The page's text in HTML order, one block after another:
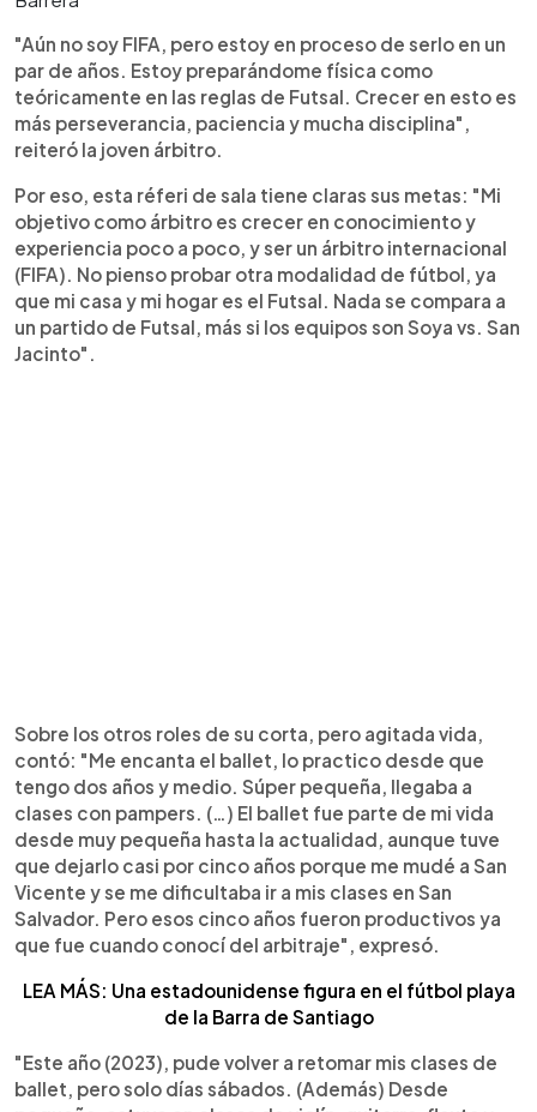
"Aún no soy FIFA, pero estoy en proceso de serlo en un
par de años. Estoy preparándome física como
teóricamente en las reglas de Futsal. Crecer en esto es
más perseverancia, paciencia y mucha disciplina",
reiteró la joven árbitro.
Por eso, esta réferi de sala tiene claras sus metas: "Mi
objetivo como árbitro es crecer en conocimiento y
experiencia poco a poco, y ser un árbitro internacional
(FIFA). No pienso probar otra modalidad de fútbol, ya
que mi casa y mi hogar es el Futsal. Nada se compara a
un partido de Futsal, más si los equipos son Soya vs. San
Jacinto".
Sobre los otros roles de su corta, pero agitada vida,
contó: "Me encanta el ballet, lo practico desde que
tengo dos años y medio. Súper pequeña, llegaba a
clases con pampers. (…) El ballet fue parte de mi vida
desde muy pequeña hasta la actualidad, aunque tuve
que dejarlo casi por cinco años porque me mudé a San
Vicente y se me dificultaba ir a mis clases en San
Salvador. Pero esos cinco años fueron productivos ya
que fue cuando conocí del arbitraje", expresó.
LEA MÁS: Una estadounidense figura en el fútbol playa
de la Barra de Santiago
"Este año (2023), pude volver a retomar mis clases de
ballet, pero solo días sábados. (Además) Desde